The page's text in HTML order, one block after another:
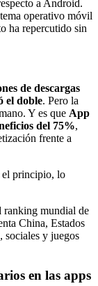
a Android.
operativo móvil
ha repercutido sin
de descargas
el doble. Pero la
Y es que App
del 75%,
frente a
el principio, lo
ranking mundial de
China, Estados
y juegos
en las apps